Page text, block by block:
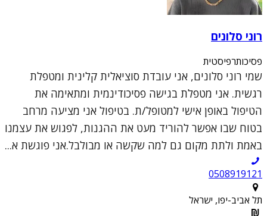
רוני סלונים
פסיכותרפיסטית
שמי רוני סלונים, אני עובדת סוציאלית קלינית ומטפלת
רגשית. אני מטפלת בגישה פסיכודינמית ומתאימה את
הטיפול באופן אישי למטופל/ת. בטיפול אני מציעה מרחב
בטוח שבו אפשר להוריד מעט את ההגנות, לפגוש את עצמנו
באמת ולתת מקום גם למה שקשה או מבולבל.אני פוגשת א...
0508919121
תל אביב-יפו, ישראל